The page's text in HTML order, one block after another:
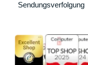
Sendungsverfolgung